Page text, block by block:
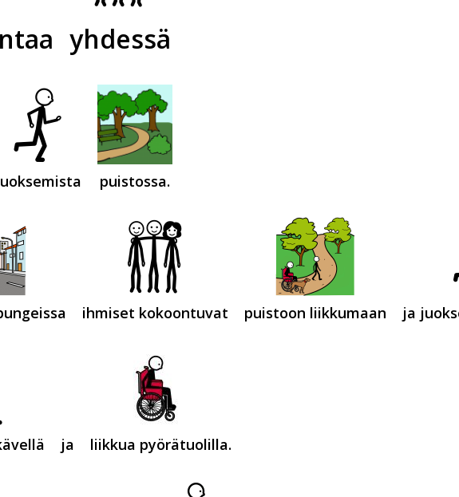
yhdessä
puistossa.
ihmiset kokoontuvat puistoon liikkumaan ja
ja liikkua pyörätuolilla.